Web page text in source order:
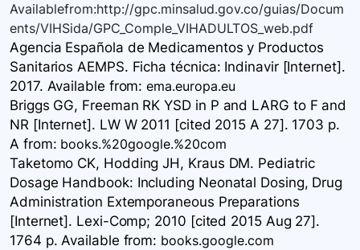
Availablefrom:http://gpc.minsalud.gov.co/guias/Docum
ents/VIHSida/GPC_Comple_VIHADULTOS_web.pdf
Agencia Española de Medicamentos y Productos
Sanitarios AEMPS. Ficha técnica: Indinavir [Internet].
2017. Available from:ema.europa.eu
Briggs GG, Freeman RK YSD in P and LARG to F and
NR [Internet]. LW W 2011 [cited 2015 A 27]. 1703 p.
A from: books.%20google.%20com
Taketomo CK, Hodding JH, Kraus DM. Pediatric
Dosage Handbook: Including Neonatal Dosing, Drug
Administration Extemporaneous Preparations
[Internet]. Lexi-Comp; 2010 [cited 2015 Aug 27].
1764 p. Available from: books.google.com